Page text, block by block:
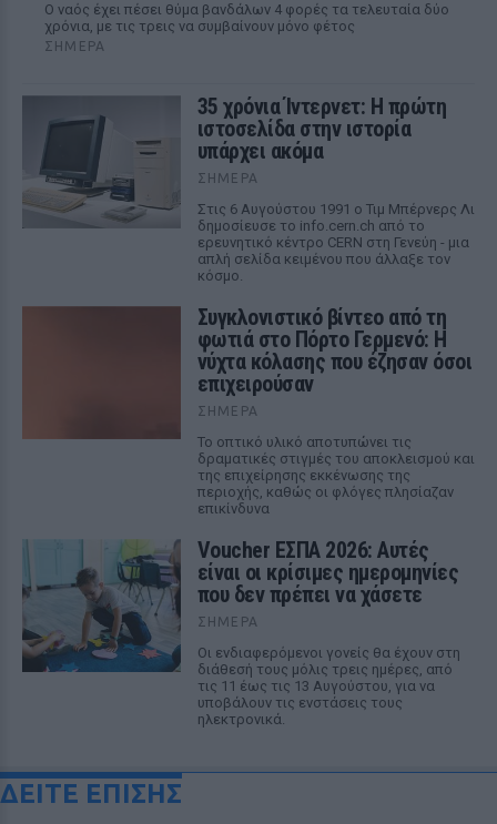
Ο ναός έχει πέσει θύμα βανδάλων 4 φορές τα τελευταία δύο
χρόνια, με τις τρεις να συμβαίνουν μόνο φέτος
ΣΉΜΕΡΑ
35 χρόνια Ίντερνετ: Η πρώτη
ιστοσελίδα στην ιστορία
υπάρχει ακόμα
ΣΉΜΕΡΑ
Στις 6 Αυγούστου 1991 ο Τιμ Μπέρνερς Λι
δημοσίευσε το info.cern.ch από το
ερευνητικό κέντρο CERN στη Γενεύη - μια
απλή σελίδα κειμένου που άλλαξε τον
κόσμο.
Συγκλονιστικό βίντεο από τη
φωτιά στο Πόρτο Γερμενό: Η
νύχτα κόλασης που έζησαν όσοι
επιχειρούσαν
ΣΉΜΕΡΑ
Το οπτικό υλικό αποτυπώνει τις
δραματικές στιγμές του αποκλεισμού και
της επιχείρησης εκκένωσης της
περιοχής, καθώς οι φλόγες πλησίαζαν
επικίνδυνα
Voucher ΕΣΠΑ 2026: Αυτές
είναι οι κρίσιμες ημερομηνίες
που δεν πρέπει να χάσετε
ΣΉΜΕΡΑ
Οι ενδιαφερόμενοι γονείς θα έχουν στη
διάθεσή τους μόλις τρεις ημέρες, από
τις 11 έως τις 13 Αυγούστου, για να
υποβάλουν τις ενστάσεις τους
ηλεκτρονικά.
ΔΕΙΤΕ ΕΠΙΣΗΣ